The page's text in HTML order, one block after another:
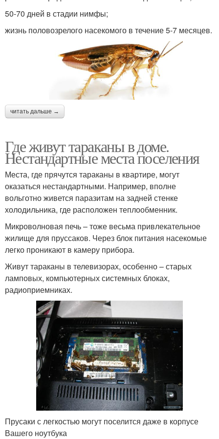
50-70 дней в стадии нимфы;
жизнь половозрелого насекомого в течение 5-7 месяцев.
читать дальше →
Где живут тараканы в доме.
Нестандартные места поселения
Места, где прячутся тараканы в квартире, могут
оказаться нестандартными. Например, вполне
вольготно живется паразитам на задней стенке
холодильника, где расположен теплообменник.
Микроволновая печь – тоже весьма привлекательное
жилище для пруссаков. Через блок питания насекомые
легко проникают в камеру прибора.
Живут тараканы в телевизорах, особенно – старых
ламповых, компьютерных системных блоках,
радиоприемниках.
Прусаки с легкостью могут поселится даже в корпусе
Вашего ноутбука